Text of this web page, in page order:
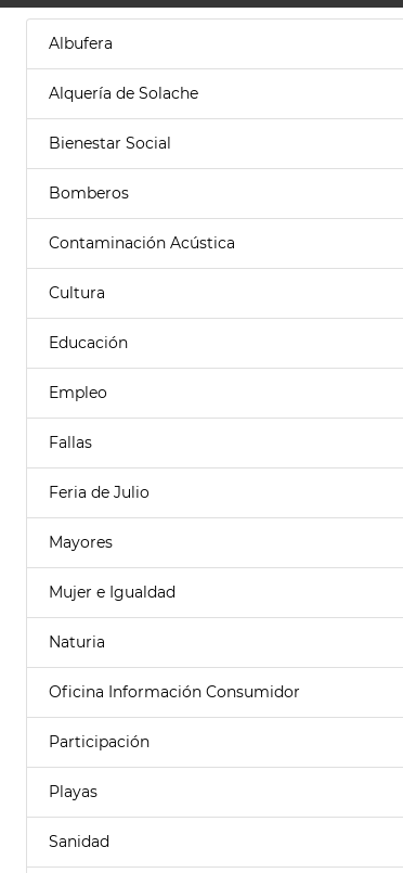
Albufera
Alquería de Solache
Bienestar Social
Bomberos
Contaminación Acústica
Cultura
Educación
Empleo
Fallas
Feria de Julio
Mayores
Mujer e Igualdad
Naturia
Oficina Información Consumidor
Participación
Playas
Sanidad